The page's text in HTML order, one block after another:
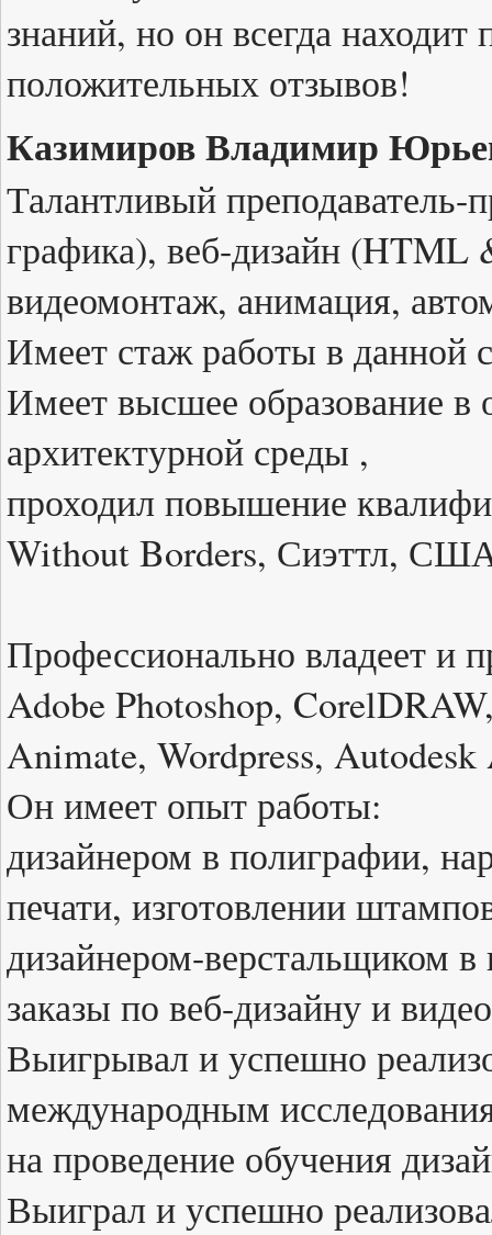
знаний, но он всегда
положительных отзывов!
Казимиров Владимир
Талантливый
графика), веб-дизайн (HTML
видеомонтаж, анимация,
Имеет стаж работы в данной
Имеет высшее образование в
архитектурной среды ,
проходил повышение
Without Borders, Сиэттл,
Профессионально владеет и
Adobe Photoshop,
Animate, Wordpress,
Он имеет опыт работы:
дизайнером в полиграфии,
печати, изготовлении
дизайнером-верстальщиком
заказы по веб-дизайну и
Выигрывал и успешно
международным
на проведение обучения
Выиграл и успешно